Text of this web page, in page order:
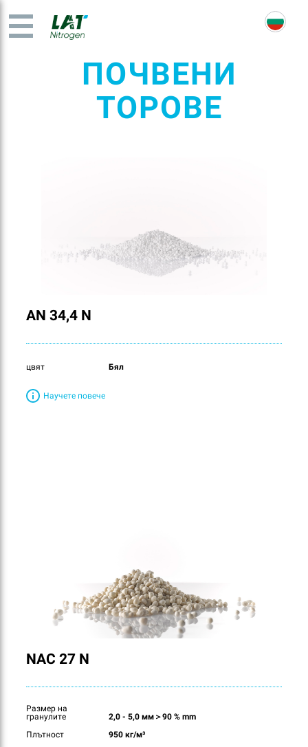
ПОЧВЕНИ
ТОРОВЕ
AN 34,4 N
цвят Бял
Научете повече
NAC 27 N
Размер на
гранулите
2,0 - 5,0 мм＞90 % mm
Плътност
950 кг/м³